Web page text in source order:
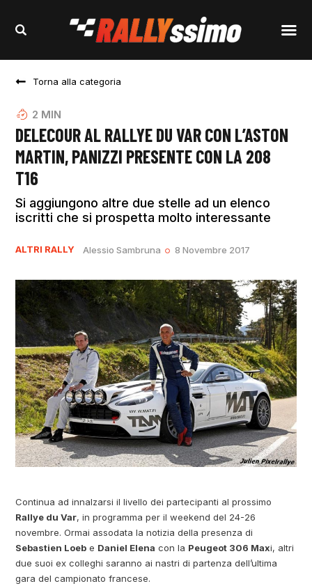
Torna alla categoria
2 MIN
DELECOUR AL RALLYE DU VAR CON L’ASTON
MARTIN, PANIZZI PRESENTE CON LA 208
T16
Si aggiungono altre due stelle ad un elenco
iscritti che si prospetta molto interessante
ALTRI RALLY Alessio Sambruna 8 Novembre 2017
Continua ad innalzarsi il livello dei partecipanti al prossimo
Rallye du Var, in programma per il weekend del 24-26
novembre. Ormai assodata la notizia della presenza di
Sebastien Loeb e Daniel Elena con la Peugeot 306 Maxi, altri
due suoi ex colleghi saranno ai nastri di partenza dell’ultima
gara del campionato francese.